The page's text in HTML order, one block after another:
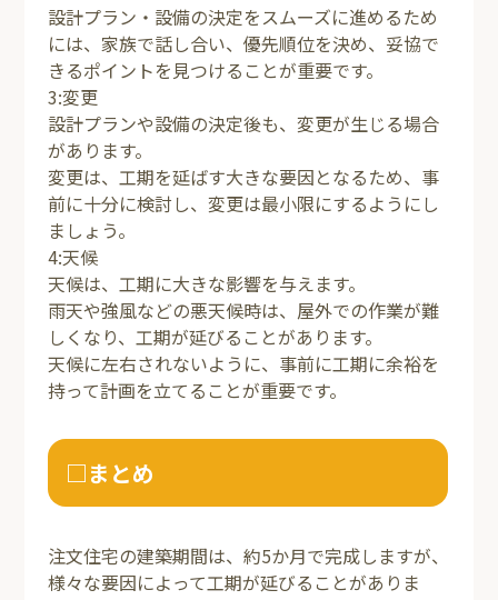
設計プラン・設備の決定をスムーズに進めるため
には、家族で話し合い、優先順位を決め、妥協で
きるポイントを見つけることが重要です。
3:変更
設計プランや設備の決定後も、変更が生じる場合
があります。
変更は、工期を延ばす大きな要因となるため、事
前に十分に検討し、変更は最小限にするようにし
ましょう。
4:天候
天候は、工期に大きな影響を与えます。
雨天や強風などの悪天候時は、屋外での作業が難
しくなり、工期が延びることがあります。
天候に左右されないように、事前に工期に余裕を
持って計画を立てることが重要です。
□まとめ
注文住宅の建築期間は、約5か月で完成しますが、
様々な要因によって工期が延びることがありま